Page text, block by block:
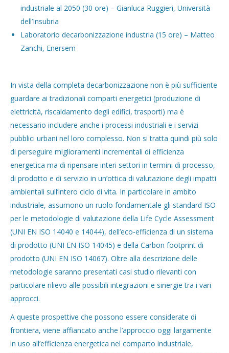
industriale al 2050 (30 ore) – Gianluca Ruggieri, Università
dell’Insubria
Laboratorio decarbonizzazione industria (15 ore) – Matteo
Zanchi, Enersem
In vista della completa decarbonizzazione non è più sufficiente
guardare ai tradizionali comparti energetici (produzione di
elettricità, riscaldamento degli edifici, trasporti) ma è
necessario includere anche i processi industriali e i servizi
pubblici urbani nel loro complesso. Non si tratta quindi più solo
di perseguire miglioramenti incrementali di efficienza
energetica ma di ripensare interi settori in termini di processo,
di prodotto e di servizio in un’ottica di valutazione degli impatti
ambientali sull’intero ciclo di vita. In particolare in ambito
industriale, assumono un ruolo fondamentale gli standard ISO
per le metodologie di valutazione della Life Cycle Assessment
(UNI EN ISO 14040 e 14044), dell’eco-efficienza di un sistema
di prodotto (UNI EN ISO 14045) e della Carbon footprint di
prodotto (UNI EN ISO 14067). Oltre alla descrizione delle
metodologie saranno presentati casi studio rilevanti con
particolare rilievo alle possibili integrazioni e sinergie tra i vari
approcci.
A queste prospettive che possono essere considerate di
frontiera, viene affiancato anche l’approccio oggi largamente
in uso all’efficienza energetica nel comparto industriale,